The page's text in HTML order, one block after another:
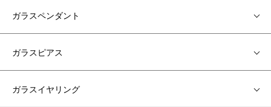
ガラスペンダント
ガラスピアス
ガラスイヤリング